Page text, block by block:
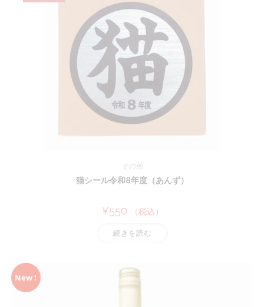
その他
猫シール令和8年度（あんず）
¥550 （税込）
続きを読む
New !